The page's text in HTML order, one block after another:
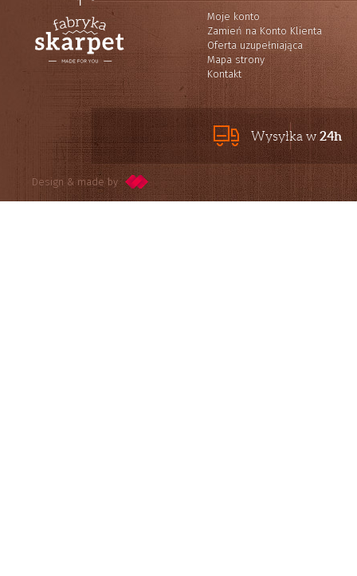
Moje konto
Zamień na Konto Klienta
Oferta uzupełniająca
Mapa strony
Kontakt
Wysyłka w 24h
Design & made by